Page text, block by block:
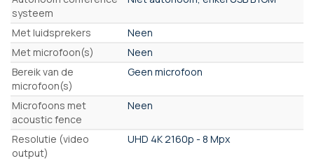
systeem
Met luidsprekers
Neen
Met microfoon(s)
Neen
Bereik van de
microfoon(s)
Geen microfoon
Microfoons met
acoustic fence
Neen
Resolutie (video
output)
UHD 4K 2160p - 8 Mpx